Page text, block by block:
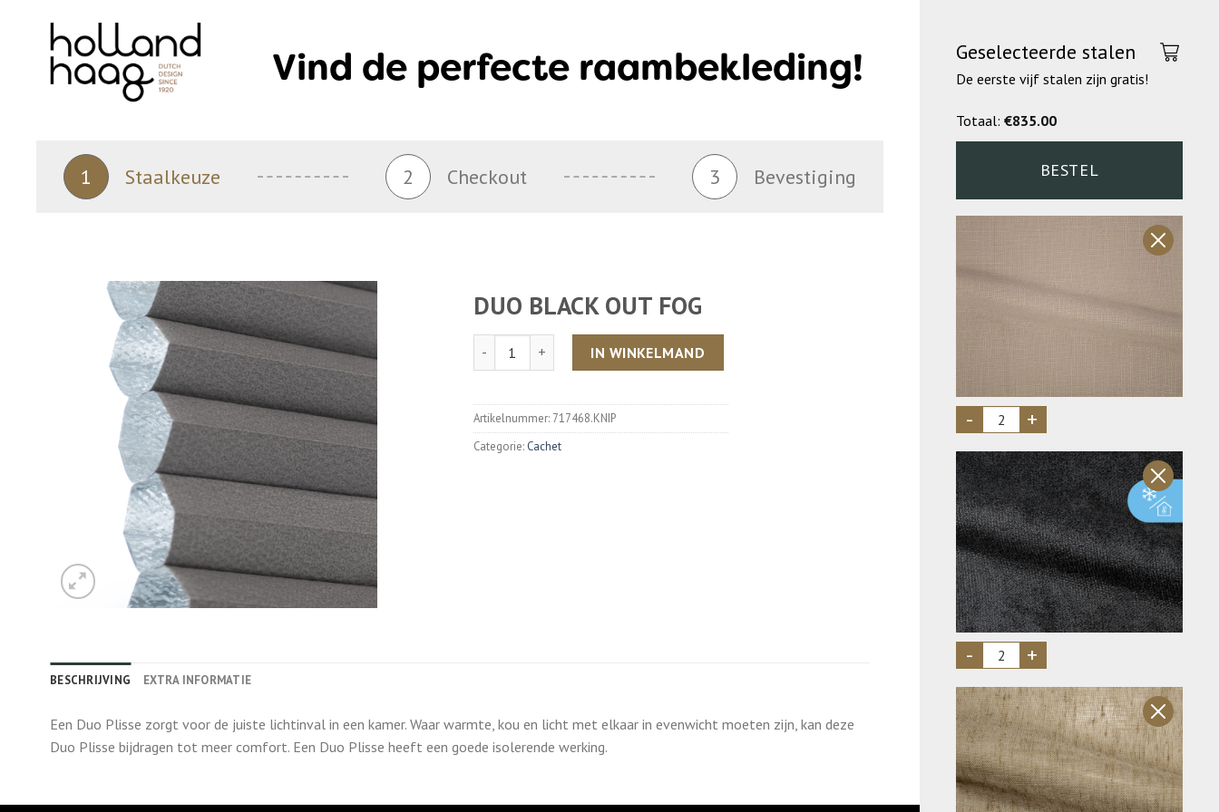
Vind de perfecte raambekleding!
1 Staalkeuze 2 Checkout 3 Bevestiging
DUO BLACK OUT FOG
IN WINKELMAND
Artikelnummer: 717468.KNIP
Categorie: Cachet
BESCHRIJVING EXTRA INFORMATIE
Een Duo Plisse zorgt voor de juiste lichtinval in een kamer. Waar warmte, kou en licht met elkaar in evenwicht moeten zijn, kan deze
Duo Plisse bijdragen tot meer comfort. Een Duo Plisse heeft een goede isolerende werking.
Geselecteerde stalen
De eerste vijf stalen zijn gratis!
Totaal: €835.00
BESTEL
Aantal
Aantal